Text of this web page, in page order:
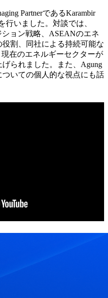
PartnerであるKarambir
行いました。対談では、
ション戦略、ASEANのエネ
割、同社による持続可能な
在のエネルギーセクターが
られました。また、Agung
いての個人的な視点にも話